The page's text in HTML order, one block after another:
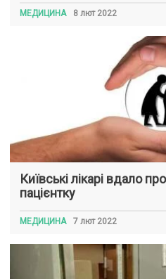
МЕДИЦИНА 8 лют 2022
Київські лікарі вдало
пацієнтку
МЕДИЦИНА 7 лют 2022